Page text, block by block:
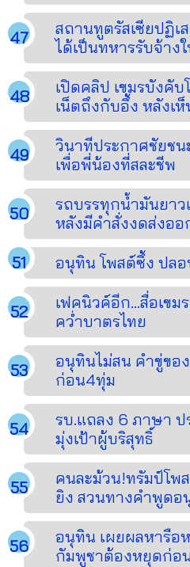
สถานทูตรัสเซียปฏิเ
ได้เป็นทหารรับจ้าง
เปิดคลิป เขมรบังคั
เน็ตถึงกับอึ้ง หลังเ
วินาทีประกาศชัยชน
เพื่อพี่น้องที่สละชีพ
รถบรรทุกน้ำมันยาว
หลังมีคำสั่งงดส่งออ
อนุทิน โพสต์ซึ้ง ปล
เฟคนิวค์อีก...สื่อเข
คว่ำบาตรไทย
อนุทินไม่สน คำขู่ขอ
ก่อน4ทุ่ม
รบ.แถลง 6 ภาษา ป
มุ่งเป้าผู้บริสุทธิ์
คนละม้วน!ทรัมป์โพ
ยิง สวนทางคำพูดอ
อนุทิน เผยผลหารือ
กัมพูชาต้องหยุดก่อ